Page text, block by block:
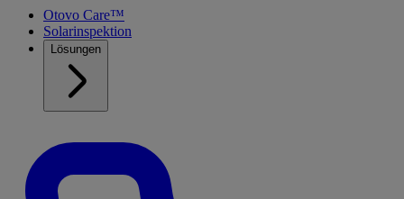
Otovo Care™
Solarinspektion
Lösungen